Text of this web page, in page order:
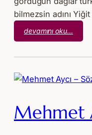
bilmezsin adını
devamını oku…
Ellerinle
Ver
Baharı
Mehmet